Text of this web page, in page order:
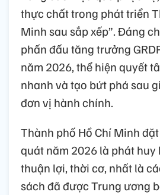
thực chất trong phát triển
Minh sau sắp xếp”. Đáng
phấn đấu tăng trưởng
năm 2026, thể hiện quyết
nhanh và tạo bứt phá sau
đơn vị hành chính.
Thành phố Hồ Chí Minh
quát năm 2026 là phát huy
thuận lợi, thời cơ, nhất là
sách đã được Trung ương